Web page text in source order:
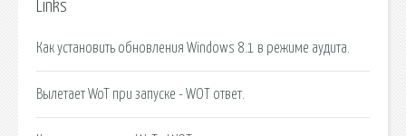
Links
Как установить обновления Windows 8.1 в режиме аудита.
Вылетает WoT при запуске - WOT ответ.